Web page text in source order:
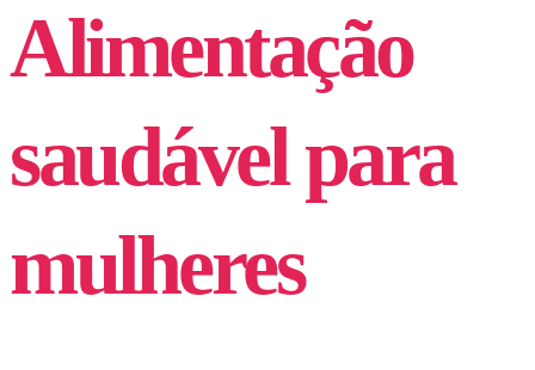
Alimentação
saudável para
mulheres